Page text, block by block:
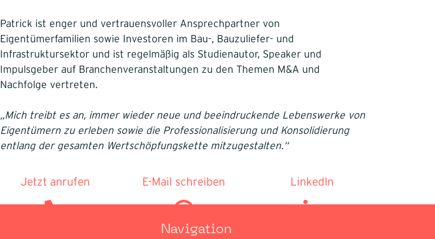
Patrick ist enger und vertrauensvoller Ansprechpartner von
Eigentümerfamilien sowie Investoren im Bau-, Bauzuliefer- und
Infrastruktursektor und ist regelmäßig als Studienautor, Speaker und
Impulsgeber auf Branchenveranstaltungen zu den Themen M&A und
Nachfolge vertreten.
„Mich treibt es an, immer wieder neue und beeindruckende Lebenswerke von
Eigentümern zu erleben sowie die Professionalisierung und Konsolidierung
entlang der gesamten Wertschöpfungskette mitzugestalten.“
Jetzt anrufen E-Mail schreiben LinkedIn
Navigation